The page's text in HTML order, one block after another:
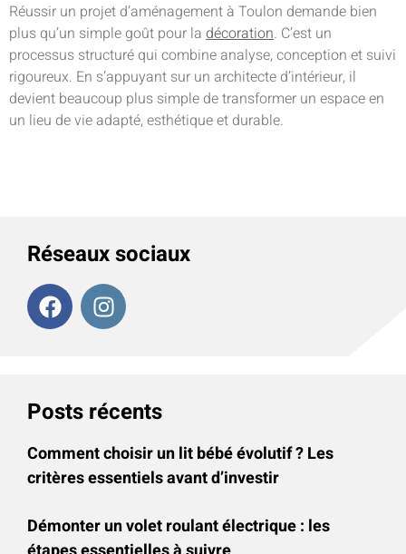
Réussir un projet d’aménagement à Toulon demande bien
plus qu’un simple goût pour la décoration. C’est un
processus structuré qui combine analyse, conception et suivi
rigoureux. En s’appuyant sur un architecte d’intérieur, il
devient beaucoup plus simple de transformer un espace en
un lieu de vie adapté, esthétique et durable.
Réseaux sociaux
Posts récents
Comment choisir un lit bébé évolutif ? Les
critères essentiels avant d’investir
Démonter un volet roulant électrique : les